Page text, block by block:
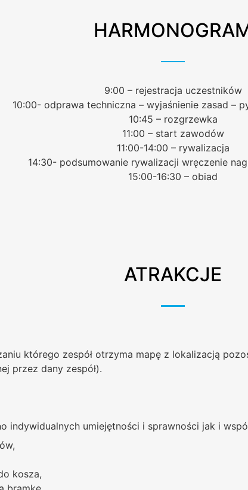
9:00 – rejestracja uczestników
10:00- odprawa techniczna – wyjaśnienie zasad –
10:45 – rozgrzewka
11:00 – start zawodów
11:00-14:00 – rywalizacja
14:30- podsumowanie rywalizacji wręczenie
15:00-16:30 – obiad
ATRAKCJE
którego zespół otrzyma mapę z lokalizacją
przez dany zespół).
indywidualnych umiejętności i sprawności jak i
kosza,